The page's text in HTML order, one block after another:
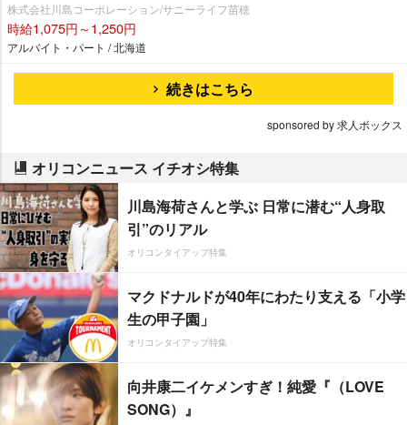
株式会社川島コーポレーション/サニーライフ苗穂
時給1,075円～1,250円
アルバイト・パート / 北海道
続きはこちら
sponsored by 求人ボックス
オリコンニュース イチオシ特集
川島海荷さんと学ぶ 日常に潜む“人身取
引”のリアル
オリコンタイアップ特集
マクドナルドが40年にわたり支える「小学
生の甲子園」
オリコンタイアップ特集
向井康二イケメンすぎ！純愛『（LOVE
SONG）』